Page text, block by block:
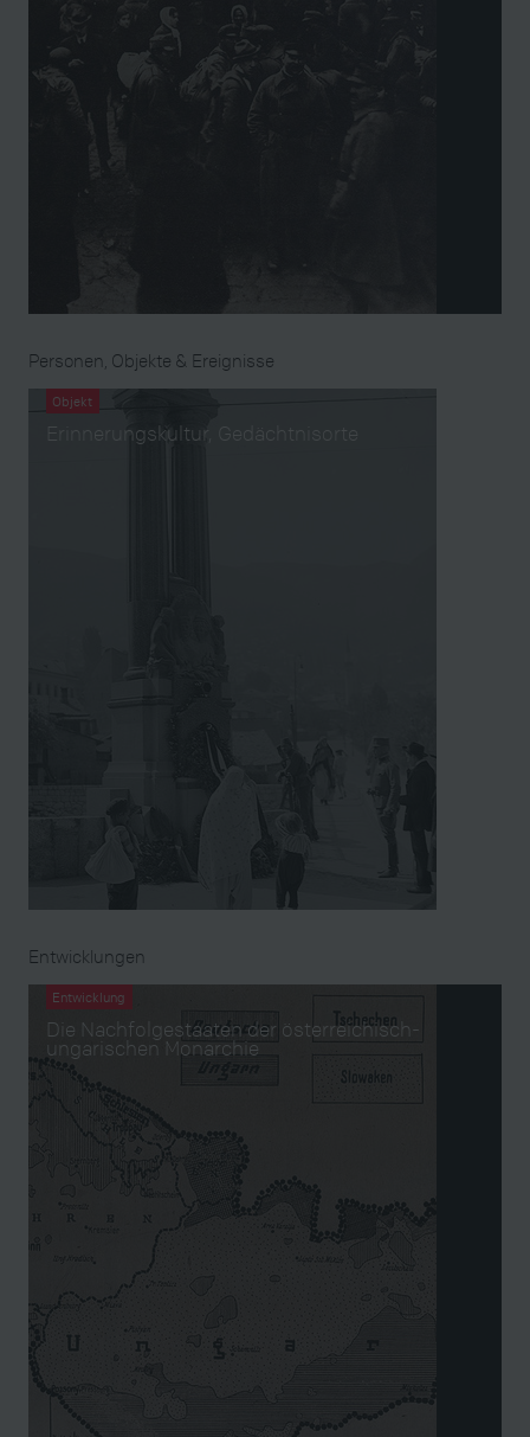
Personen, Objekte & Ereignisse
Objekt
Erinnerungskultur, Gedächtnisorte
Entwicklungen
Entwicklung
Die Nachfolgestaaten der österreichisch-
ungarischen Monarchie